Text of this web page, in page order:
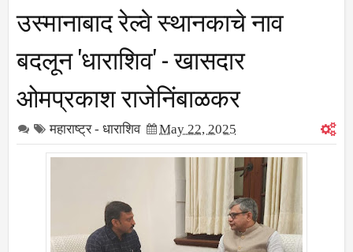
उस्मानाबाद रेल्वे स्थानकाचे नाव
बदलून 'धाराशिव' - खासदार
ओमप्रकाश राजेनिंबाळकर
महाराष्ट्र - धाराशिव May 22, 2025